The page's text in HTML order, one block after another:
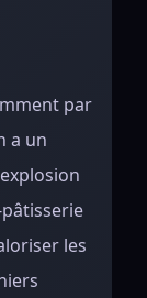
par
a un
les